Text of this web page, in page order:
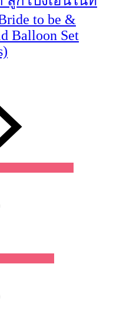
to be &
Balloon Set